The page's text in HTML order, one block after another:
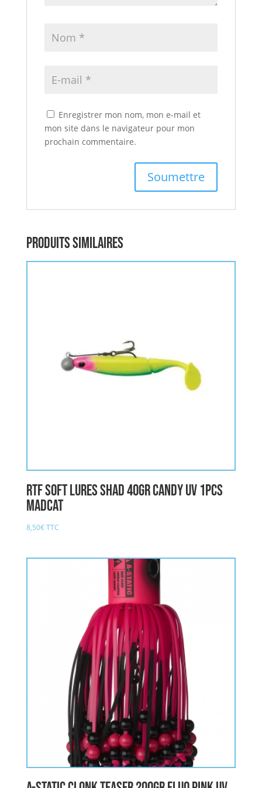
Enregistrer mon nom, mon e-mail et
mon site dans le navigateur pour mon
prochain commentaire.
Produits similaires
RTF SOFT LURES SHAD 40gr CANDY UV 1pcs
MADCAT
8,50€TTC